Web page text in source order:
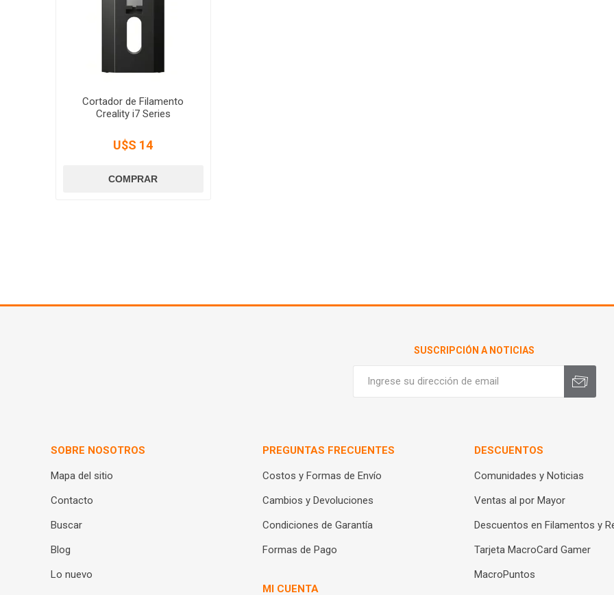
Cortador de Filamento
Creality i7 Series
U$S 14
SUSCRIPCIÓN A NOTICIAS
SOBRE NOSOTROS
Mapa del sitio
Contacto
Buscar
Blog
Lo nuevo
PREGUNTAS FRECUENTES
Costos y Formas de Envío
Cambios y Devoluciones
Condiciones de Garantía
Formas de Pago
MI CUENTA
DESCUENTOS
Comunidades y Noticias
Ventas al por Mayor
Descuentos en Filamentos y
Tarjeta MacroCard Gamer
MacroPuntos